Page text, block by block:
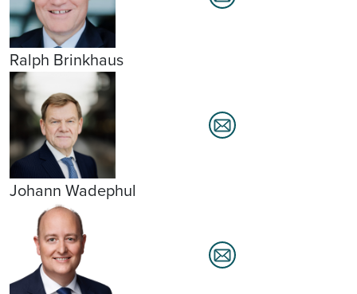
Ralph Brinkhaus
Johann Wadephul